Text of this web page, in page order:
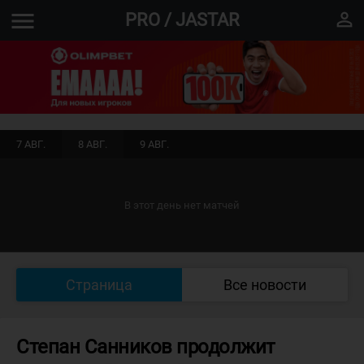
menu PRO / JASTAR perm_identity
7 АВГ. 8 АВГ. 9 АВГ.
В этот день нет матчей
Страница Все новости
Степан Санников продолжит